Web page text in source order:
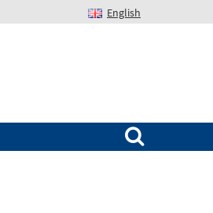
English
Suchen nach: